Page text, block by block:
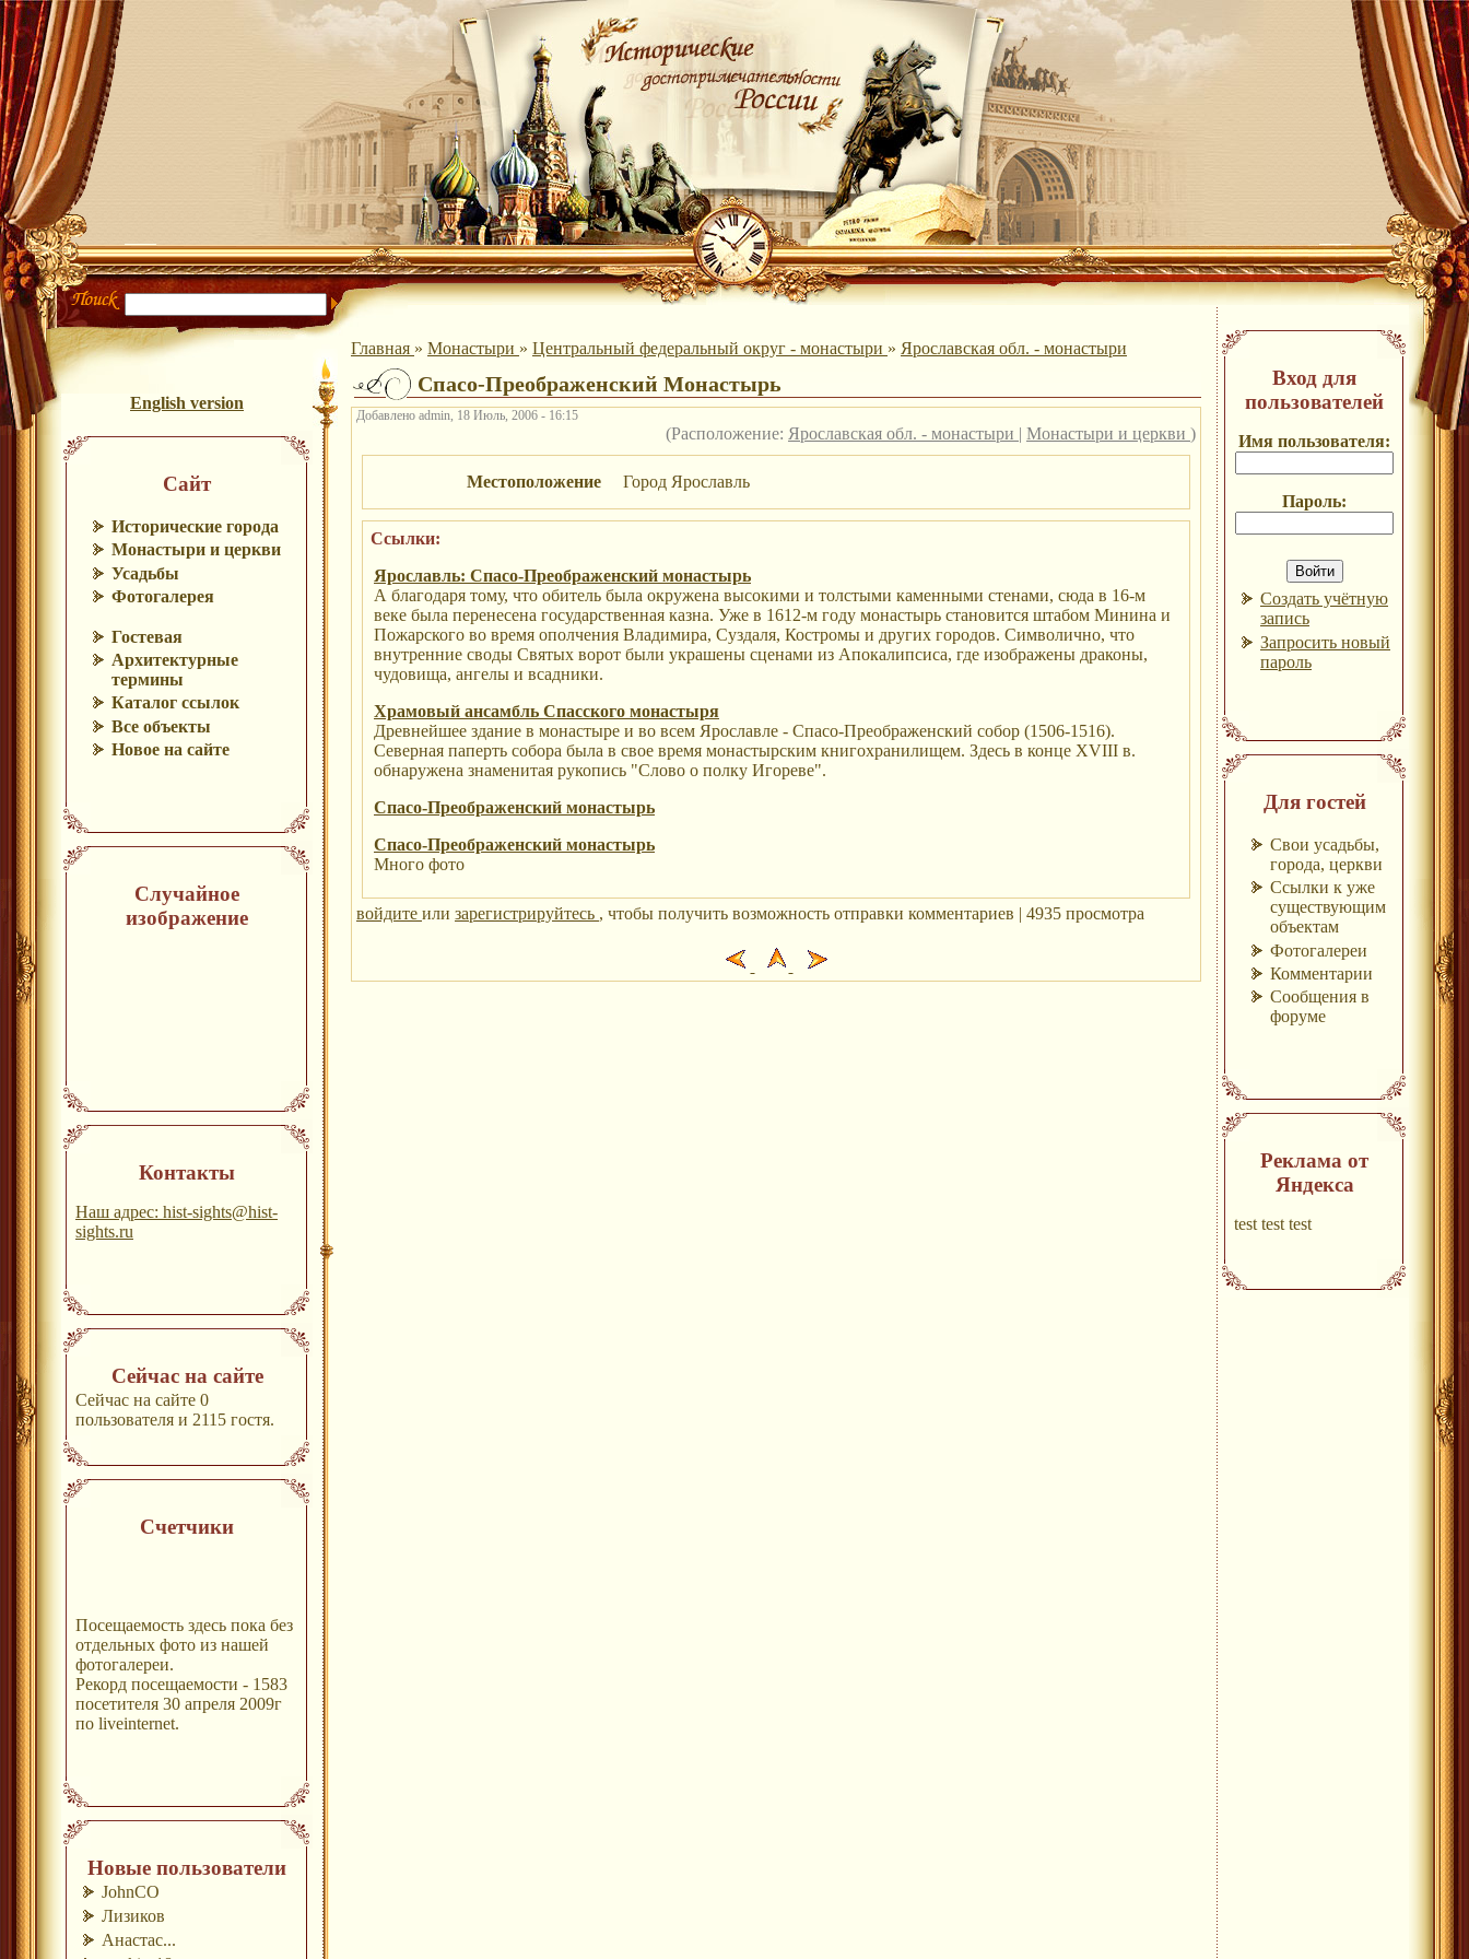
English version
Сайт
Исторические города
Монастыри и церкви
Усадьбы
Фотогалерея
Гостевая
Архитектурные
термины
Каталог ссылок
Все объекты
Новое на сайте
Случайное
изображение
Контакты
Наш адрес: hist-sights@hist-
sights.ru
Сейчас на сайте
Сейчас на сайте 0
пользователя и 2115 гостя.
Счетчики
Посещаемость здесь пока без
отдельных фото из нашей
фотогалереи.
Рекорд посещаемости - 1583
посетителя 30 апреля 2009г
по liveinternet.
Новые пользователи
JohnCO
Лизиков
Анастас...
Главная » Монастыри » Центральный федеральный округ - монастыри » Ярославская обл. - монастыри
Спасо-Преображенский Монастырь
Добавлено admin, 18 Июль, 2006 - 16:15
(Расположение: Ярославская обл. - монастыри | Монастыри и церкви )
Местоположение Город Ярославль
Ссылки:
Ярославль: Спасо-Преображенский монастырь
А благодаря тому, что обитель была окружена высокими и толстыми каменными стенами, сюда в 16-м
веке была перенесена государственная казна. Уже в 1612-м году монастырь становится штабом Минина и
Пожарского во время ополчения Владимира, Суздаля, Костромы и других городов. Символично, что
внутренние своды Святых ворот были украшены сценами из Апокалипсиса, где изображены драконы,
чудовища, ангелы и всадники.
Храмовый ансамбль Спасского монастыря
Древнейшее здание в монастыре и во всем Ярославле - Спасо-Преображенский собор (1506-1516).
Северная паперть собора была в свое время монастырским книгохранилищем. Здесь в конце XVIII в.
обнаружена знаменитая рукопись "Слово о полку Игореве".
Спасо-Преображенский монастырь
Спасо-Преображенский монастырь
Много фото
войдите или зарегистрируйтесь , чтобы получить возможность отправки комментариев | 4935 просмотра
Вход для
пользователей
Имя пользователя:
Пароль:
Создать учётную
запись
Запросить новый
пароль
Для гостей
Свои усадьбы,
города, церкви
Ссылки к уже
существующим
объектам
Фотогалереи
Комментарии
Сообщения в
форуме
Реклама от
Яндекса
test test test